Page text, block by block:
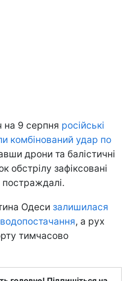
на 9 серпня російські
комбінований удар по
дрони та балістичні
обстрілу зафіксовані
Одеси залишилася
, а рух
тимчасово